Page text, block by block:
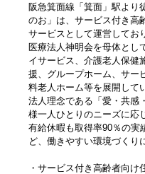
阪急箕面線「箕面」駅より
のお」は、サービス付き高
サービスとして運営してお
医療法人神明会を母体とし
イサービス、介護老人保健
援、グループホーム、サー
料老人ホーム等を展開して
法人理念である「愛・共感
様一人ひとりのニーズに応
有給休暇も取得率90％の実
ど、働きやすい環境づくり
・サービス付き高齢者向け